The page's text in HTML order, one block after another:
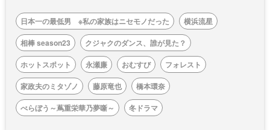
日本一の最低男 ※私の家族はニセモノだった
横浜流星
相棒 season23
クジャクのダンス、誰が見た？
ホットスポット
永瀬廉 おむすび
フォレスト
家政夫のミタゾノ
藤原竜也
橋本環奈
べらぼう～蔦重栄華乃夢噺～
冬ドラマ